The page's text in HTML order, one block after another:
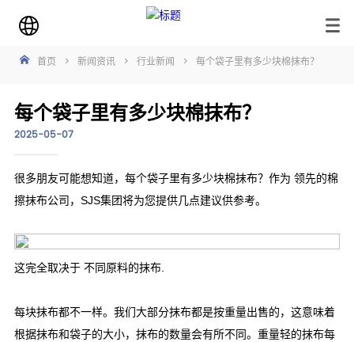
首页 > 新闻资讯 > 行业新闻 > 每个袋子里有多少块棉抹布？
每个袋子里有多少块棉抹布？
2025-05-07